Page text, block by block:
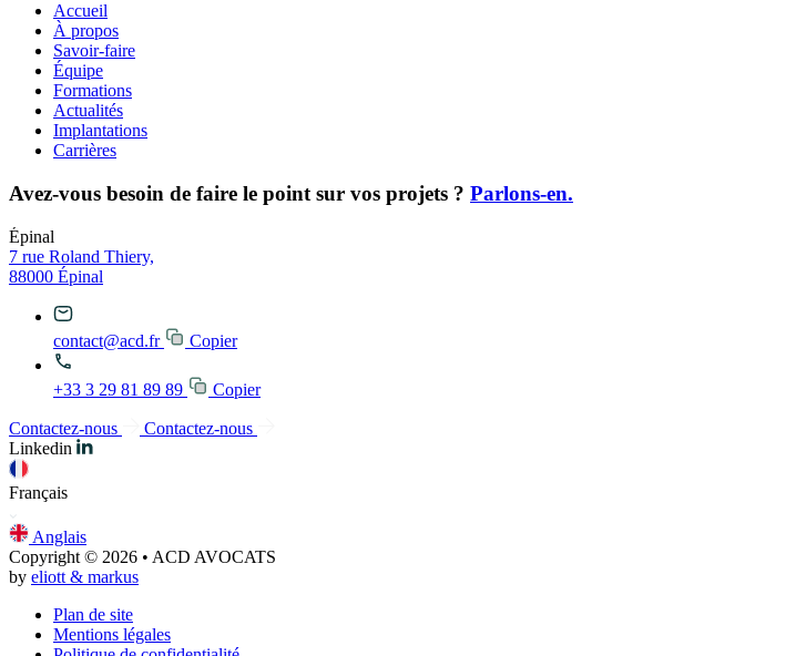
Accueil
À propos
Savoir-faire
Équipe
Formations
Actualités
Implantations
Carrières
Avez-vous besoin de faire le point sur vos projets ? Parlons-en.
Épinal
7 rue Roland Thiery,
88000 Épinal
contact@acd.fr Copier
+33 3 29 81 89 89 Copier
Contactez-nous
Contactez-nous
Linkedin
Français
Anglais
Copyright © 2026 • ACD AVOCATS
by eliott & markus
Plan de site
Mentions légales